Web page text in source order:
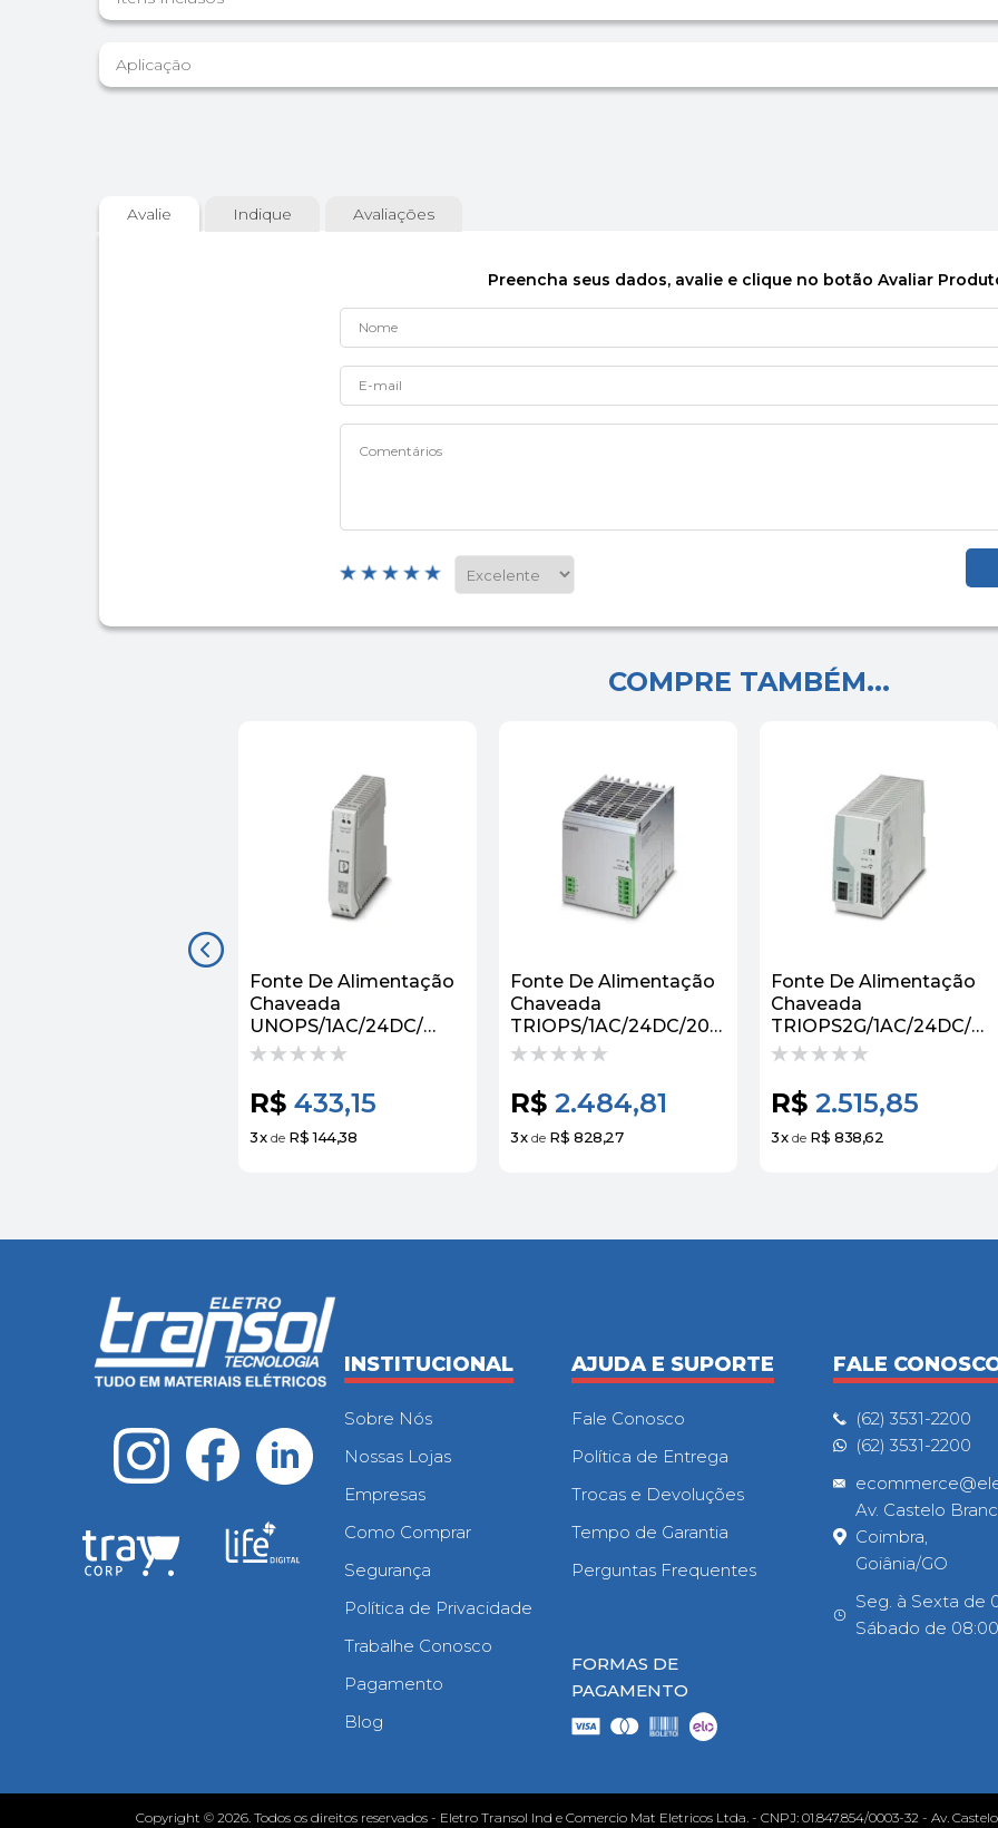
Aplicação
Avalie Indique Avaliações
Preencha seus dados, avalie e clique no botão Avaliar
COMPRE TAMBÉM...
Fonte De Alimentação
Chaveada
UNOPS/1AC/24DC/
30W 2902991 - Phoenix
R$ 433,15
3x de R$ 144,38
Fonte De Alimentação
Chaveada
TRIOPS/1AC/24DC/20
2866381 - Phoenix
R$ 2.484,81
3x de R$ 828,27
Fonte De Alimentação
Chaveada
TRIOPS2G/1AC/24DC/20
2903151 - Phoenix
R$ 2.515,85
3x de R$ 838,62
INSTITUCIONAL
Sobre Nós
Nossas Lojas
Empresas
Como Comprar
Segurança
Política de Privacidade
Trabalhe Conosco
Pagamento
Blog
AJUDA E SUPORTE
Fale Conosco
Política de Entrega
Trocas e Devoluções
Tempo de Garantia
Perguntas Frequentes
FORMAS DE
PAGAMENTO
FALE
(62) 3531-2200
(62) 3531-2200
Av. Castelo
Coimbra,
Goiânia/GO
Seg. à Sexta de
Sábado de
Copyright © 2026. Todos os direitos reservados - Eletro Transol Ind e Comercio Mat Eletricos Ltda. - CNPJ: 01.847.854/0003-32 - Av.